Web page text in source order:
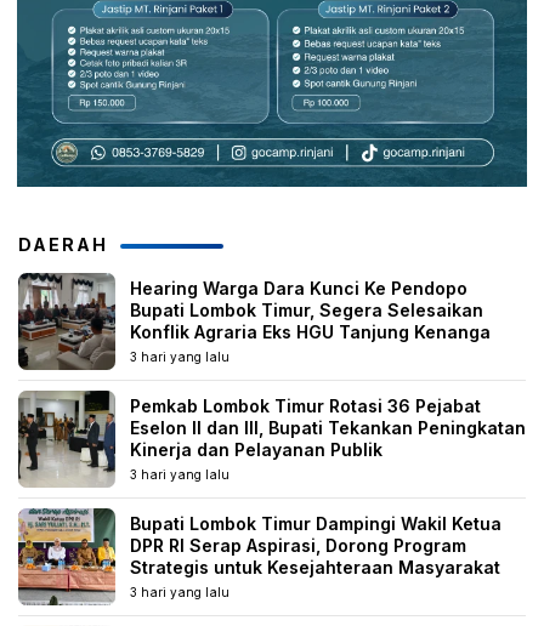
DAERAH
Hearing Warga Dara Kunci Ke Pendopo
Bupati Lombok Timur, Segera Selesaikan
Konflik Agraria Eks HGU Tanjung Kenanga
3 hari yang lalu
Pemkab Lombok Timur Rotasi 36 Pejabat
Eselon II dan III, Bupati Tekankan Peningkatan
Kinerja dan Pelayanan Publik
3 hari yang lalu
Bupati Lombok Timur Dampingi Wakil Ketua
DPR RI Serap Aspirasi, Dorong Program
Strategis untuk Kesejahteraan Masyarakat
3 hari yang lalu